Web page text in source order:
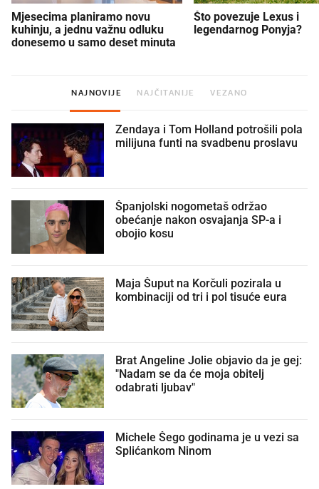
Mjesecima planiramo novu
kuhinju, a jednu važnu odluku
donesemo u samo deset minuta
Što povezuje Lexus i
legendarnog Ponyja?
NAJNOVIJE NAJČITANIJE VEZANO
Zendaya i Tom Holland potrošili pola
milijuna funti na svadbenu proslavu
Španjolski nogometaš održao
obećanje nakon osvajanja SP-a i
obojio kosu
Maja Šuput na Korčuli pozirala u
kombinaciji od tri i pol tisuće eura
Brat Angeline Jolie objavio da je gej:
"Nadam se da će moja obitelj
odabrati ljubav"
Michele Šego godinama je u vezi sa
Splićankom Ninom